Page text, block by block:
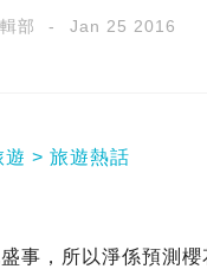
部 Jan 25 2016
遊 旅遊熱話
事，所以淨係預測